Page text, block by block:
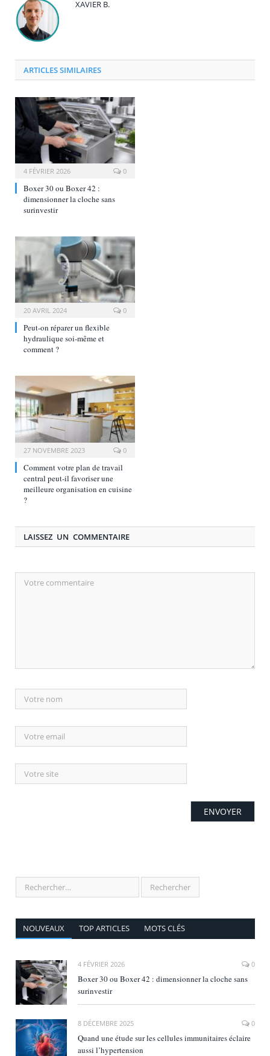
XAVIER B.
ARTICLES SIMILAIRES
4 FÉVRIER 2026 0
Boxer 30 ou Boxer 42 :
dimensionner la cloche sans
surinvestir
20 AVRIL 2024 0
Peut-on réparer un flexible
hydraulique soi-même et
comment ?
27 NOVEMBRE 2023 0
Comment votre plan de travail
central peut-il favoriser une
meilleure organisation en cuisine
?
LAISSEZ UN COMMENTAIRE
NOUVEAUX TOP ARTICLES MOTS CLÉS
4 FÉVRIER 2026 0
Boxer 30 ou Boxer 42 : dimensionner la cloche sans
surinvestir
8 DÉCEMBRE 2025 0
Quand une étude sur les cellules immunitaires éclaire
aussi l’hypertension